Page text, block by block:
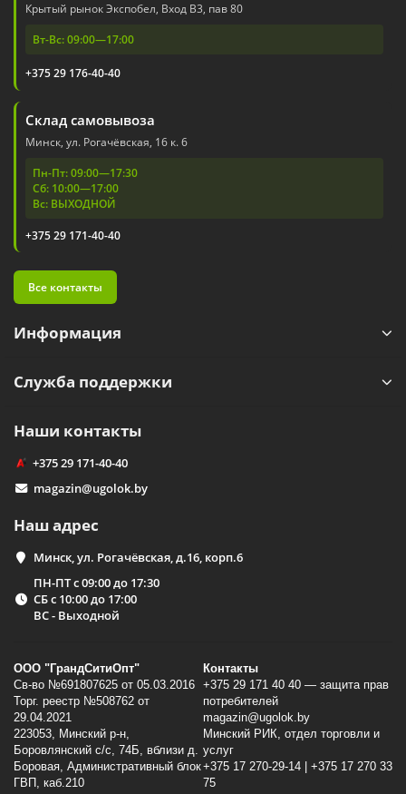
Крытый рынок Экспобел, Вход В3, пав 80
Вт-Вс: 09:00—17:00
+375 29 176-40-40
Склад самовывоза
Минск, ул. Рогачёвская, 16 к. 6
Пн-Пт: 09:00—17:30
Сб: 10:00—17:00
Вс: ВЫХОДНОЙ
+375 29 171-40-40
Все контакты
Информация
Служба поддержки
Наши контакты
+375 29 171-40-40
magazin@ugolok.by
Наш адрес
Минск, ул. Рогачёвская, д.16, корп.6
ПН-ПТ с 09:00 до 17:30
СБ с 10:00 до 17:00
ВС - Выходной
ООО "ГрандСитиОпт"
Св-во №691807625 от 05.03.2016
Торг. реестр №508762 от
29.04.2021
223053, Минский p-н,
Боровлянский с/с, 74Б, вблизи д.
Боровая, Административный блок
ГВП, каб.210
Контакты
+375 29 171 40 40 — защита прав
потребителей
magazin@ugolok.by
Минский РИК, отдел торговли и
услуг
+375 17 270-29-14 | +375 17 270 33
75